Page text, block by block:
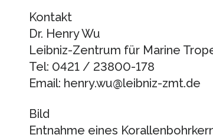
Kontakt
Dr. Henry Wu
Leibniz-Zentrum für Marine
Tel: 0421 / 23800-178
Email: henry.wu@leibniz-zmt.de
Bild
Entnahme eines